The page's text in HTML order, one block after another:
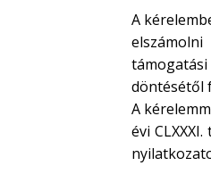
A
döntésétől
A
évi